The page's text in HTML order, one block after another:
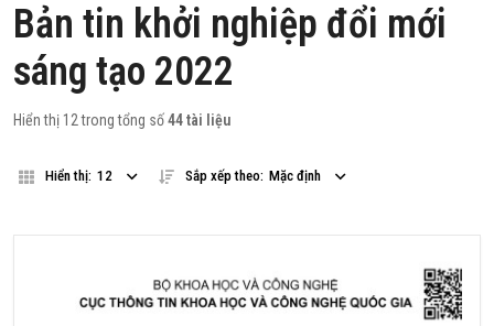
Bản tin khởi nghiệp đổi mới
sáng tạo 2022
Hiển thị 12 trong tổng số44 tài liệu
Hiển thị: 12 Sắp xếp theo: Mặc định